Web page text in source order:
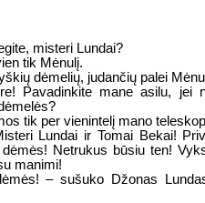
misteri Lundai?
tik Mėnulį.
dėmelių, judančių palei
Pavadinkite mane asilu, jei
tik per vienintelį mano
Lundai ir Tomai Bekai!
Netrukus būsiu ten!
manimi!
– sušuko Džonas